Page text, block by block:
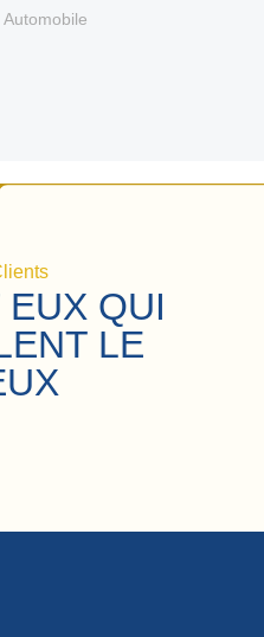
Automobile
QUI
LE